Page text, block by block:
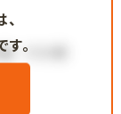
。